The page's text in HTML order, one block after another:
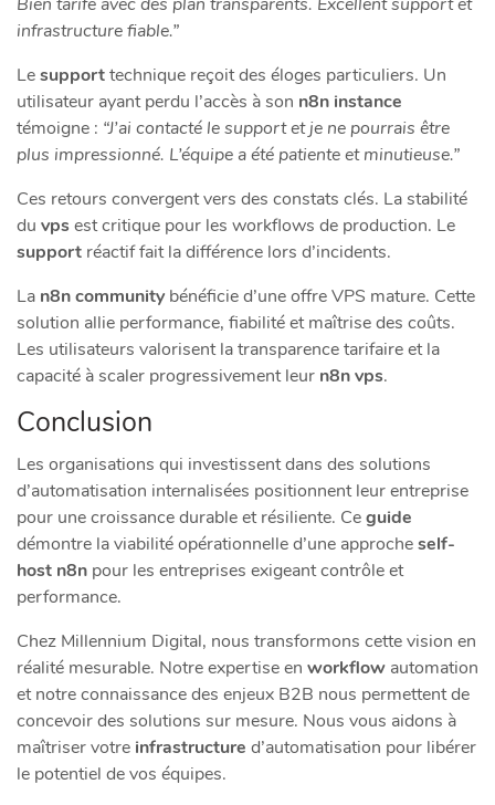
infrastructure fiable.”
Lesupporttechnique reçoit des éloges particuliers. Un
utilisateur ayant perdu l’accès à son n8n instance
témoigne : “J’ai contacté le support et je ne pourrais être
plus impressionné. L’équipe a été patiente et minutieuse.”
Ces retours convergent vers des constats clés. La stabilité
du vpsest critique pour les workflows de production. Le
support réactif fait la différence lors d’incidents.
La n8n community bénéficie d’une offre VPS mature. Cette
solution allie performance, fiabilité et maîtrise des coûts.
Les utilisateurs valorisent la transparence tarifaire et la
capacité à scaler progressivement leur n8n vps.
Conclusion
Les organisations qui investissent dans des solutions
d’automatisation internalisées positionnent leur entreprise
pour une croissance durable et résiliente. Ceguide
démontre la viabilité opérationnelle d’une approcheself-
host n8n pour les entreprises exigeant contrôle et
performance.
Chez Millennium Digital, nous transformons cette vision en
réalité mesurable. Notre expertise en workflow automation
et notre connaissance des enjeux B2B nous permettent de
concevoir des solutions sur mesure. Nous vous aidons à
maîtriser votre infrastructure d’automatisation pour libérer
le potentiel de vos équipes.